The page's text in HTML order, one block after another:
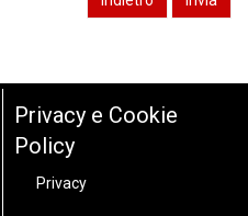
Privacy e Cookie
Policy
Privacy